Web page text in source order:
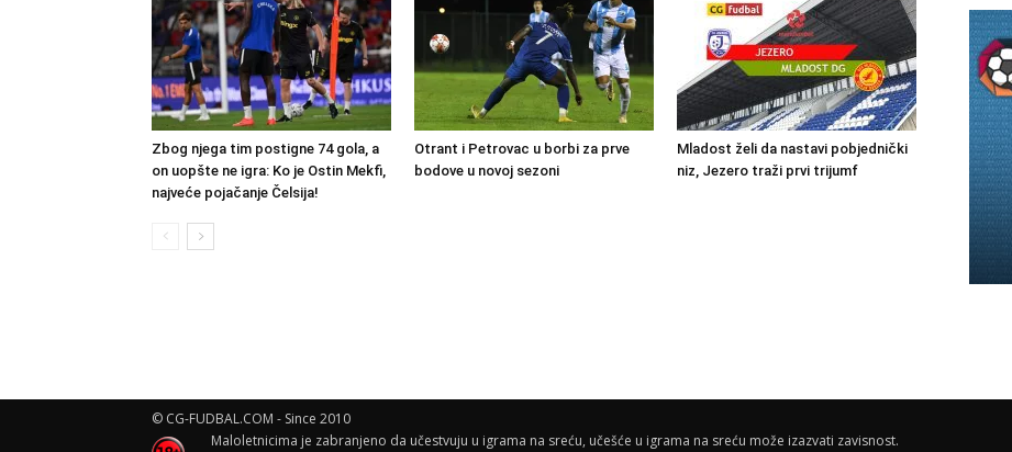
Zbog njega tim postigne 74 gola, a
on uopšte ne igra: Ko je Ostin Mekfi,
najveće pojačanje Čelsija!
Otrant i Petrovac u borbi za prve
bodove u novoj sezoni
Mladost želi da nastavi pobjednički
niz, Jezero traži prvi trijumf
© CG-FUDBAL.COM - Since 2010
Maloletnicima je zabranjeno da učestvuju u igrama na sreću, učešće u igrama na sreću može izazvati zavisnost.